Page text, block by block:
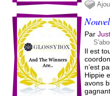
Par
Il est
n’est
Hippie
avons